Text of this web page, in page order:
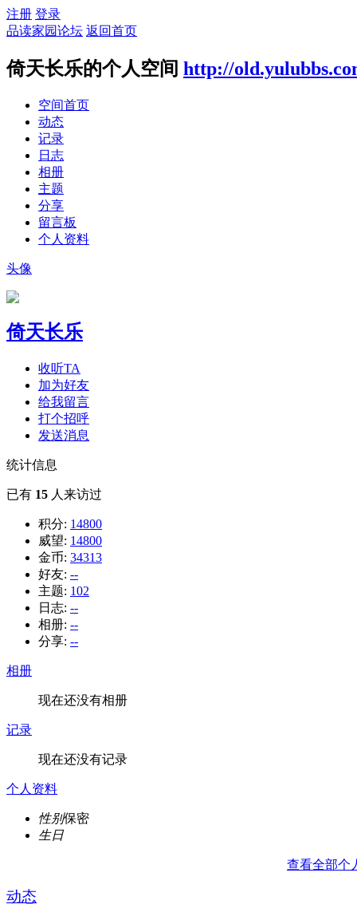
注册 登录
品读家园论坛 返回首页
倚天长乐的个人空间 http://
空间首页
动态
记录
日志
相册
主题
分享
留言板
个人资料
头像
倚天长乐
收听TA
加为好友
给我留言
打个招呼
发送消息
统计信息
已有 15 人来访过
积分: 14800
威望: 14800
金币: 34313
好友: --
主题: 102
日志: --
相册: --
分享: --
相册
现在还没有相册
记录
现在还没有记录
个人资料
性别保密
生日
查看全部个
动态